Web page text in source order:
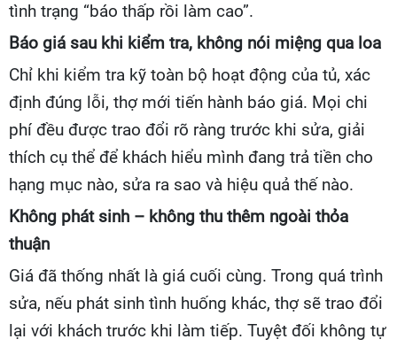
tình trạng “báo thấp rồi làm cao”.
Báo giá sau khi kiểm tra, không nói miệng qua loa
Chỉ khi kiểm tra kỹ toàn bộ hoạt động của tủ, xác
định đúng lỗi, thợ mới tiến hành báo giá. Mọi chi
phí đều được trao đổi rõ ràng trước khi sửa, giải
thích cụ thể để khách hiểu mình đang trả tiền cho
hạng mục nào, sửa ra sao và hiệu quả thế nào.
Không phát sinh – không thu thêm ngoài thỏa
thuận
Giá đã thống nhất là giá cuối cùng. Trong quá trình
sửa, nếu phát sinh tình huống khác, thợ sẽ trao đổi
lại với khách trước khi làm tiếp. Tuyệt đối không tự